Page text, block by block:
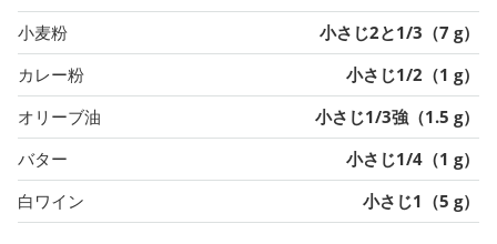
小麦粉
小さじ2と1/3（7 g）
カレー粉
小さじ1/2（1 g）
オリーブ油
小さじ1/3強（1.5 g）
バター
小さじ1/4（1 g）
白ワイン
小さじ1（5 g）